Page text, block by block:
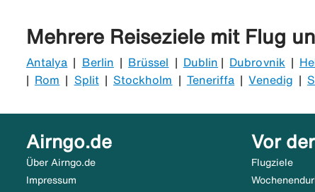
Reise bei uns zu buchen.
gilt, wenn eine Reise aus mindestens zwei
Mehrere Reiseziele mit Flug
Antalya Berlin Brüssel Dublin Dubrovnik
Rom Split| Stockholm Teneriffa |Venedig
Airngo.de
Über Airngo.de
Impressum
Vor
Flugziele